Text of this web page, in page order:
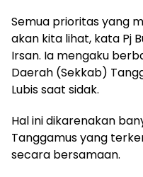
Semua prioritas yang
akan kita lihat, kata Pj
Irsan. Ia mengaku
Daerah (Sekkab)
Lubis saat sidak.
Hal ini dikarenakan
Tanggamus yang
secara bersamaan.